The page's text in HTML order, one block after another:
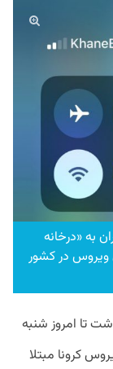
به «درخانه
ویروس در کشور
تا امروز شنبه
ویروس کرونا مبتلا